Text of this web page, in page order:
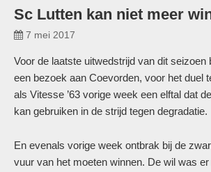
Sc Lutten kan niet meer
7 mei 2017
Voor de laatste uitwedstrijd van dit seizoen
een bezoek aan Coevorden, voor het duel
als Vitesse ’63 vorige week een elftal dat
kan gebruiken in de strijd tegen degradatie.
En evenals vorige week ontbrak bij de
vuur van het moeten winnen. De wil was